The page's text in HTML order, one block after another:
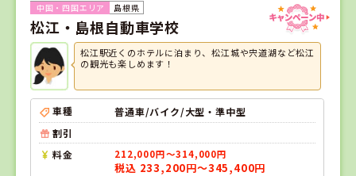
島根県
松江・島根自動車学校
松江駅近くのホテルに泊まり、松江城や宍道湖など松江
の観光も楽しめます！
車種
普通車/バイク/大型・準中型
割引
料金
212,000円～314,000円
税込 233,200円～345,400円